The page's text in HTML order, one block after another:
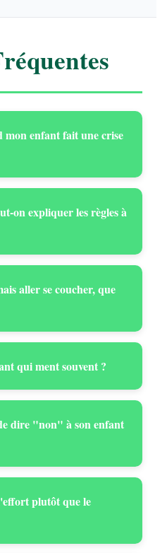
enfant fait une crise
on expliquer les règles à
aller se coucher, que
qui ment souvent ?
dire "non" à son enfant
plutôt que le